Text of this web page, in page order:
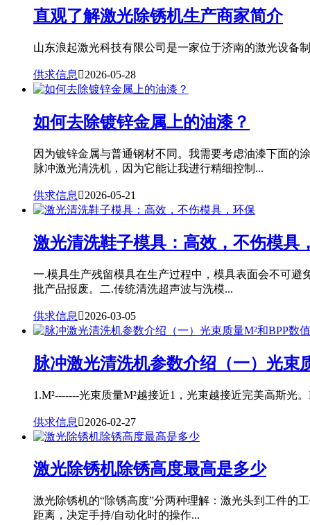
直观了解激光除锈机生产商家简介
山东浪起激光科技有限公司是一家位于济南的激光设备
供求信息 2026-05-28
如何去除镀锌金属上的油漆？
因为镀锌金属与普通钢材不同。我需要考虑油漆下面的
脉冲激光清洗机，因为它能让我进行精细控制...
供求信息 2026-05-21
激光清洗鞋子模具：高效，不伤模具
一.模具生产残留模具在生产过程中，模具表面会不可
批产品报废。二.传统清洗超声波与洗模...
供求信息 2026-03-05
脉冲激光清洗机参数介绍（一）光束
1.M²-------光束质量M²越接近1，光束越接近完美高斯光
供求信息 2026-02-27
激光除锈机除锈高度最高是多少
激光除锈机的“除锈高度”分两种理解：激光头到工件的
距离，决定手持/自动化时的操作...